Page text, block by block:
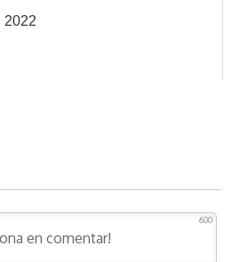
2022
600